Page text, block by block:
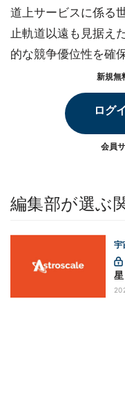
道上サービスに係る
止軌道以遠も見据え
的な競争優位性を確
新規無
ログ
会員
編集部が選ぶ
宇